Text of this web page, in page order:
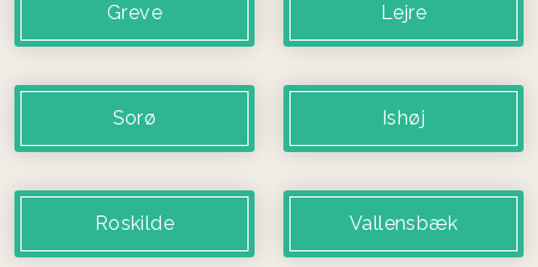
Greve Lejre
Sorø Ishøj
Roskilde Vallensbæk